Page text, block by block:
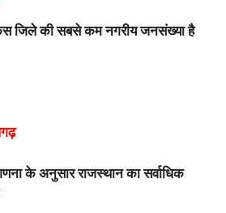
जिले की सबसे कम नगरीय जनसंख्या है
के अनुसार राजस्थान का सर्वाधिक